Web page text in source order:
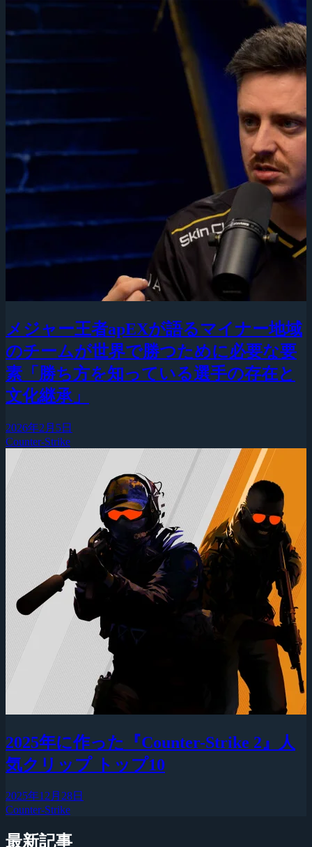
メジャー王者apEXが語るマイナー地域
のチームが世界で勝つために必要な要
素「勝ち方を知っている選手の存在と
文化継承」
2026年2月5日
Counter-Strike
2025年に作った『Counter-Strike 2』人
気クリップ トップ10
2025年12月28日
Counter-Strike
最新記事